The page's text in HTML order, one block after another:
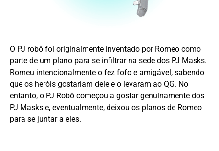
O PJ robô foi originalmente inventado por Romeo como
parte de um plano para se infiltrar na sede dos PJ Masks.
Romeu intencionalmente o fez fofo e amigável, sabendo
que os heróis gostariam dele e o levaram ao QG. No
entanto, o PJ Robô começou a gostar genuinamente dos
PJ Masks e, eventualmente, deixou os planos de Romeo
para se juntar a eles.